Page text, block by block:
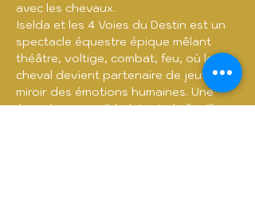
avec les chevaux.
Iselda et les 4 Voies du Destin est un
spectacle équestre épique mêlant
théâtre, voltige, combat, feu, où le
cheval devient partenaire de jeu et
miroir des émotions humaines. Une
épopée accessible à toute la famille.